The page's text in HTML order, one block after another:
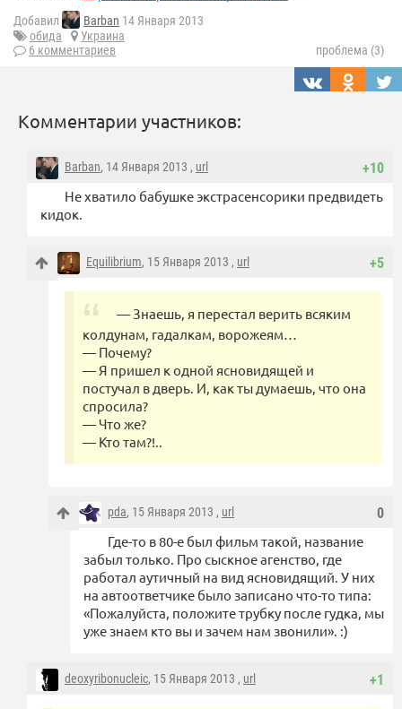
Добавил Barban 14 Января 2013
обида
Украина
6 комментариев
проблема (3)
Комментарии участников:
+10
Barban, 14 Января 2013 , url
Не хватило бабушке экстрасенсорики предвидеть
кидок.
+5
Equilibrium, 15 Января 2013 , url
— Знаешь, я перестал верить всяким
колдунам, гадалкам, ворожеям…
— Почему?
— Я пришел к одной ясновидящей и
постучал в дверь. И, как ты думаешь, что она
спросила?
— Что же?
— Кто там?!..
0
pda, 15 Января 2013 , url
Где-то в 80-е был фильм такой, название
забыл только. Про сыскное агенство, где
работал аутичный на вид ясновидящий. У них
на автоответчике было записано что-то типа:
«Пожалуйста, положите трубку после гудка, мы
уже знаем кто вы и зачем нам звонили». :)
+1
deoxyribonucleic, 15 Января 2013 , url